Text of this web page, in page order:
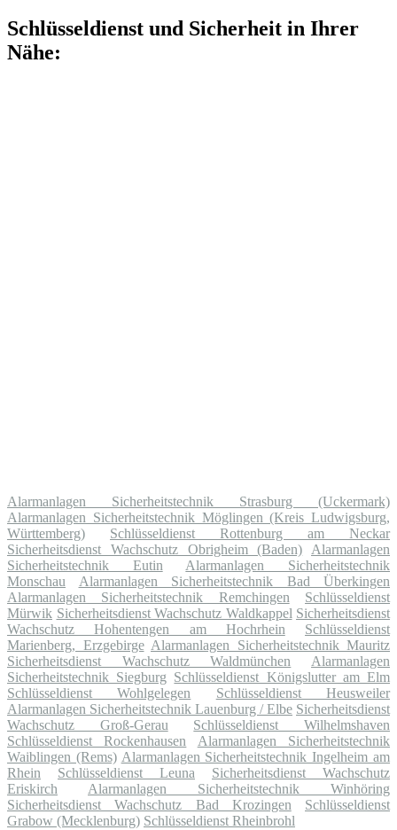
Schlüsseldienst und Sicherheit in Ihrer
Nähe:
Alarmanlagen Sicherheitstechnik Strasburg (Uckermark)
Alarmanlagen Sicherheitstechnik Möglingen (Kreis Ludwigsburg,
Württemberg)
Schlüsseldienst Rottenburg am Neckar
Sicherheitsdienst Wachschutz Obrigheim (Baden)
Alarmanlagen
Sicherheitstechnik Eutin
Alarmanlagen Sicherheitstechnik
Monschau
Alarmanlagen Sicherheitstechnik Bad Überkingen
Alarmanlagen Sicherheitstechnik Remchingen
Schlüsseldienst
Mürwik Sicherheitsdienst Wachschutz Waldkappel Sicherheitsdienst
Wachschutz Hohentengen am Hochrhein
Schlüsseldienst
Marienberg, Erzgebirge Alarmanlagen Sicherheitstechnik Mauritz
Sicherheitsdienst Wachschutz Waldmünchen
Alarmanlagen
Sicherheitstechnik Siegburg Schlüsseldienst Königslutter am Elm
Schlüsseldienst Wohlgelegen
Schlüsseldienst Heusweiler
Alarmanlagen Sicherheitstechnik Lauenburg / Elbe Sicherheitsdienst
Wachschutz Groß-Gerau
Schlüsseldienst Wilhelmshaven
Schlüsseldienst Rockenhausen
Alarmanlagen Sicherheitstechnik
Waiblingen (Rems) Alarmanlagen Sicherheitstechnik Ingelheim am
Rhein
Schlüsseldienst Leuna
Sicherheitsdienst Wachschutz
Eriskirch
Alarmanlagen Sicherheitstechnik Winhöring
Sicherheitsdienst Wachschutz Bad Krozingen
Schlüsseldienst
Grabow (Mecklenburg) Schlüsseldienst Rheinbrohl